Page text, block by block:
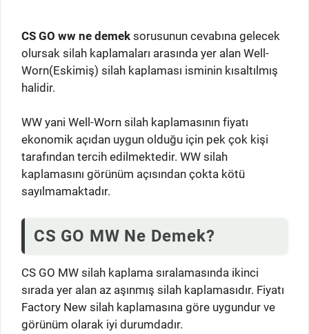
CS GO ww ne demek sorusunun cevabına gelecek
olursak silah kaplamaları arasında yer alan Well-
Worn(Eskimiş) silah kaplaması isminin kısaltılmış
halidir.
WW yani Well-Worn silah kaplamasının fiyatı
ekonomik açıdan uygun olduğu için pek çok kişi
tarafından tercih edilmektedir. WW silah
kaplamasını görünüm açısından çokta kötü
sayılmamaktadır.
CS GO MW Ne Demek?
CS GO MW silah kaplama sıralamasında ikinci
sırada yer alan az aşınmış silah kaplamasıdır. Fiyatı
Factory New silah kaplamasına göre uygundur ve
görünüm olarak iyi durumdadır.